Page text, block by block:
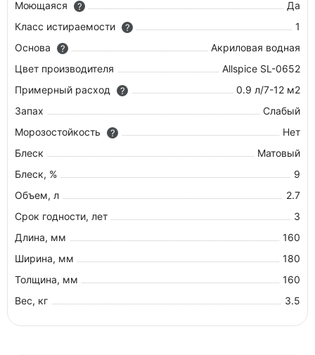
Моющаяся
?
Да
Класс истираемости
?
1
Основа
?
Акриловая водная
Цвет производителя
Allspice SL-0652
Примерный расход
?
0.9 л/7-12 м2
Запах
Слабый
Морозостойкость
?
Нет
Блеск
Матовый
Блеск, %
9
Объем, л
2.7
Срок годности, лет
3
Длина, мм
160
Ширина, мм
180
Толщина, мм
160
Вес, кг
3.5